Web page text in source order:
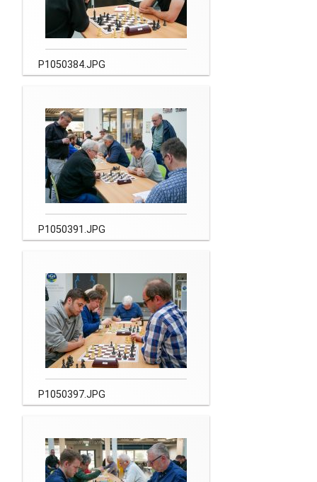
P1050384.JPG
P1050391.JPG
P1050397.JPG